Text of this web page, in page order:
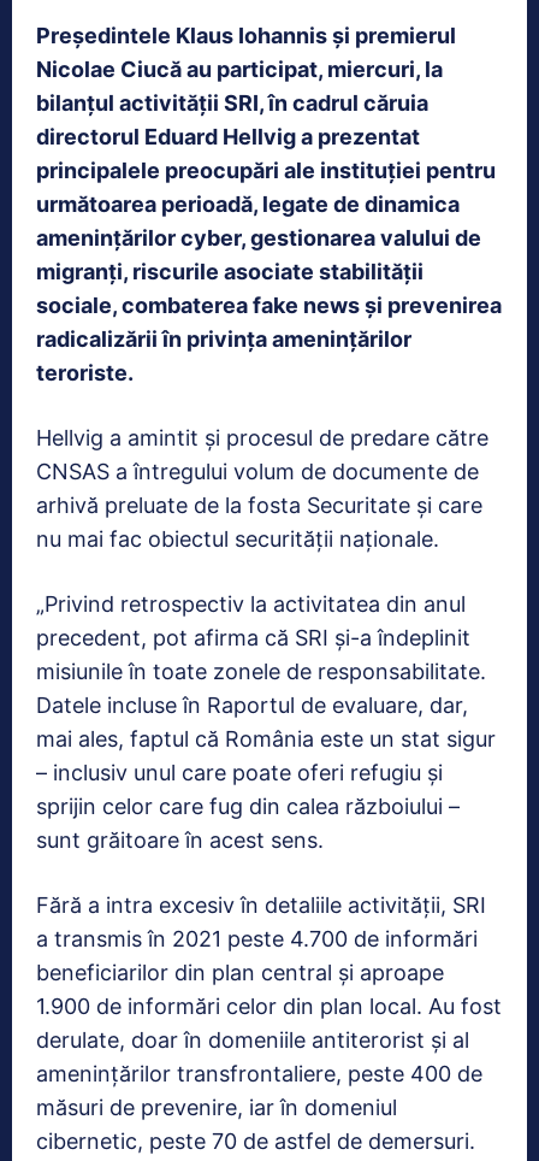
Președintele Klaus Iohannis și premierul
Nicolae Ciucă au participat, miercuri, la
bilanțul activității SRI, în cadrul căruia
directorul Eduard Hellvig a prezentat
principalele preocupări ale instituției pentru
următoarea perioadă, legate de dinamica
amenințărilor cyber, gestionarea valului de
migranți, riscurile asociate stabilității
sociale, combaterea fake news și prevenirea
radicalizării în privința amenințărilor
teroriste.
Hellvig a amintit și procesul de predare către
CNSAS a întregului volum de documente de
arhivă preluate de la fosta Securitate și care
nu mai fac obiectul securității naționale.
„Privind retrospectiv la activitatea din anul
precedent, pot afirma că SRI și-a îndeplinit
misiunile în toate zonele de responsabilitate.
Datele incluse în Raportul de evaluare, dar,
mai ales, faptul că România este un stat sigur
– inclusiv unul care poate oferi refugiu și
sprijin celor care fug din calea războiului –
sunt grăitoare în acest sens.
Fără a intra excesiv în detaliile activității, SRI
a transmis în 2021 peste 4.700 de informări
beneficiarilor din plan central și aproape
1.900 de informări celor din plan local. Au fost
derulate, doar în domeniile antiterorist și al
amenințărilor transfrontaliere, peste 400 de
măsuri de prevenire, iar în domeniul
cibernetic, peste 70 de astfel de demersuri.